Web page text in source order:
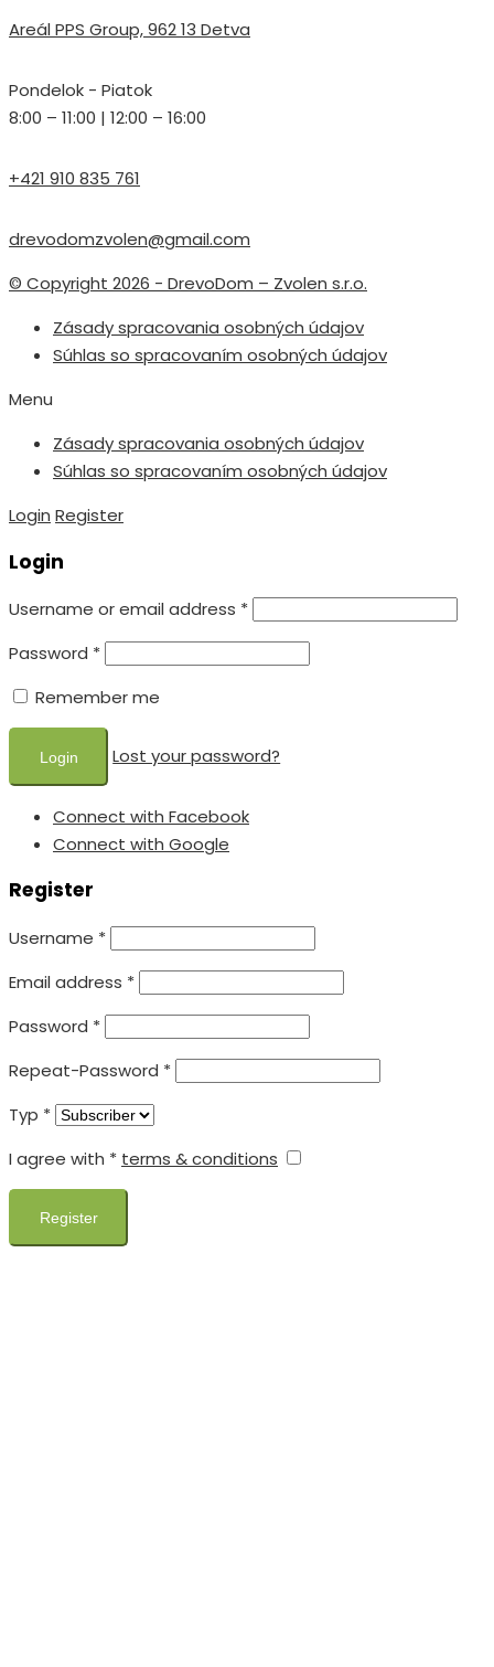
Areál PPS Group, 962 13 Detva
Pondelok - Piatok
8:00 – 11:00 | 12:00 – 16:00
+421 910 835 761
drevodomzvolen@gmail.com
© Copyright 2026 - DrevoDom – Zvolen s.r.o.
Zásady spracovania osobných údajov
Súhlas so spracovaním osobných údajov
Menu
Zásady spracovania osobných údajov
Súhlas so spracovaním osobných údajov
Login Register
Login
Username or email address *
Password *
Remember me
Lost your password?
Connect with Facebook
Connect with Google
Register
Username *
Email address *
Password *
Repeat-Password *
Typ *
I agree with * terms & conditions